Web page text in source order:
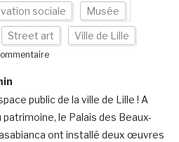
sociale Musée
Street art Ville de Lille
public de la ville de Lille ! A
patrimoine, le Palais des Beaux-
ont installé deux œuvres